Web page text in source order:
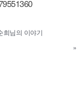
희님의 이야기
»